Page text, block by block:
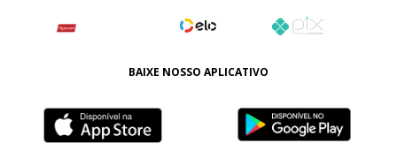
BAIXE NOSSO APLICATIVO